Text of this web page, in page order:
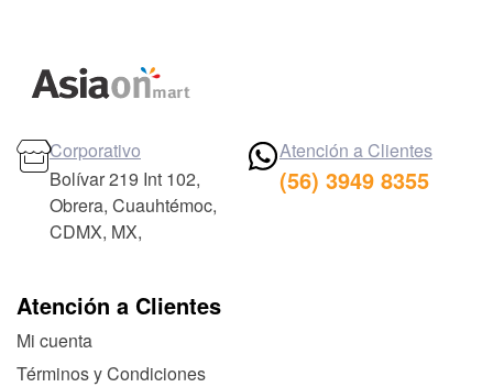
Atención a Clientes
Mi cuenta
Términos y Condiciones
Corporativo
Bolívar 219 Int 102,
Obrera, Cuauhtémoc,
CDMX, MX,
Atención a Clientes
(56) 3949 8355